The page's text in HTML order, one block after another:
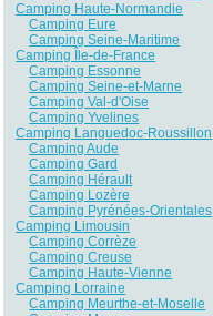
Camping Haute-Normandie
Camping Eure
Camping Seine-Maritime
Camping Île-de-France
Camping Essonne
Camping Seine-et-Marne
Camping Val-d'Oise
Camping Yvelines
Camping Languedoc-Roussillon
Camping Aude
Camping Gard
Camping Hérault
Camping Lozère
Camping Pyrénées-Orientales
Camping Limousin
Camping Corrèze
Camping Creuse
Camping Haute-Vienne
Camping Lorraine
Camping Meurthe-et-Moselle